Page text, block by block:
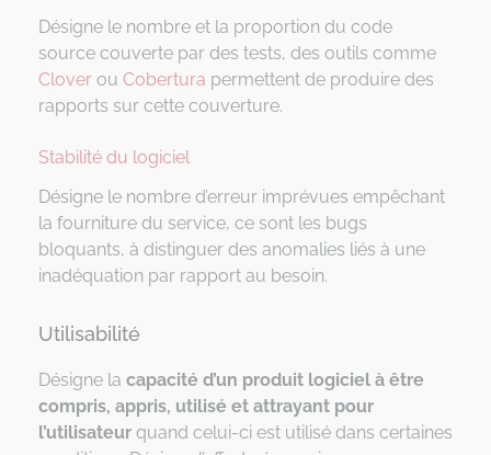
Désigne le nombre et la proportion du code
source couverte par des tests, des outils comme
Clover ou Cobertura permettent de produire des
rapports sur cette couverture.
Stabilité du logiciel
Désigne le nombre d’erreur imprévues empêchant
la fourniture du service, ce sont les bugs
bloquants, à distinguer des anomalies liés à une
inadéquation par rapport au besoin.
Utilisabilité
Désigne la capacité d’un produit logiciel à être
compris, appris, utilisé et attrayant pour
l’utilisateur quand celui-ci est utilisé dans certaines